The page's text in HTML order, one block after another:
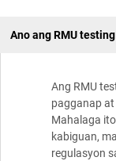
Ano ang RMU
Ang RMU
pagganap
Mahalaga
kabiguan,
regulasyon